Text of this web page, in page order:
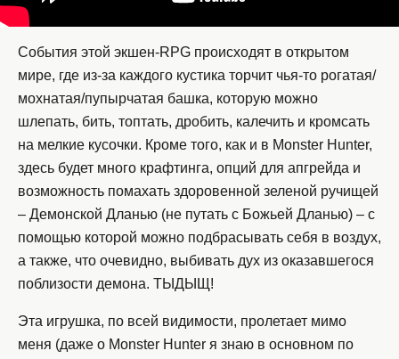
События этой экшен-RPG происходят в открытом
мире, где из-за каждого кустика торчит чья-то рогатая/
мохнатая/пупырчатая башка, которую можно
шлепать, бить, топтать, дробить, калечить и кромсать
на мелкие кусочки. Кроме того, как и в Monster Hunter,
здесь будет много крафтинга, опций для апгрейда и
возможность помахать здоровенной зеленой ручищей
– Демонской Дланью (не путать с Божьей Дланью) – с
помощью которой можно подбрасывать себя в воздух,
а также, что очевидно, выбивать дух из оказавшегося
поблизости демона. ТЫДЫЩ!
Эта игрушка, по всей видимости, пролетает мимо
меня (даже о Monster Hunter я знаю в основном по